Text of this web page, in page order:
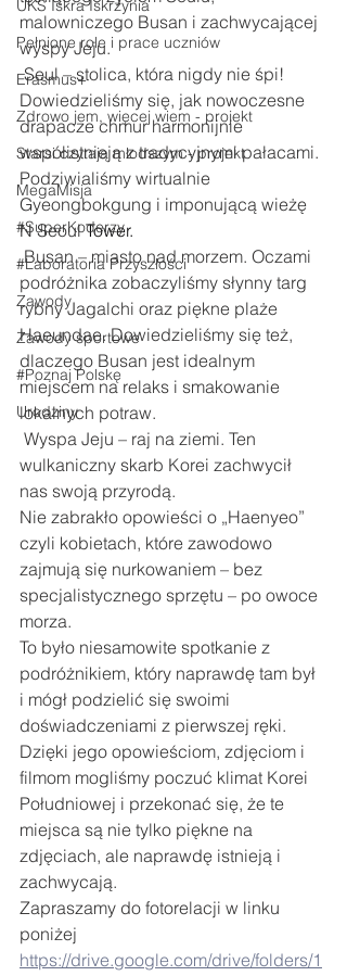
UKS Iskra Iskrzynia
Pełnione role i prace uczniów
Erasmus+
Zdrowo jem, więcej wiem - projekt
Starsi czytają młodszym - projekt
MegaMisja
#SuperKoderzy
#Laboratoria Przyszłości
Zawody
Zawody sportowe
#Poznaj Polskę
Urodziny
malowniczego Busan i zachwycającej
wyspy Jeju.
Seul – stolica, która nigdy nie śpi!
Dowiedzieliśmy się, jak nowoczesne
drapacze chmur harmonijnie
współistnieją z tradycyjnymi pałacami.
Podziwialiśmy wirtualnie
Gyeongbokgung i imponującą wieżę
N Seoul Tower.
Busan – miasto nad morzem. Oczami
podróżnika zobaczyliśmy słynny targ
rybny Jagalchi oraz piękne plaże
Haeundae. Dowiedzieliśmy się też,
dlaczego Busan jest idealnym
miejscem na relaks i smakowanie
lokalnych potraw.
Wyspa Jeju – raj na ziemi. Ten
wulkaniczny skarb Korei zachwycił
nas swoją przyrodą.
Nie zabrakło opowieści o „Haenyeo”
czyli kobietach, które zawodowo
zajmują się nurkowaniem – bez
specjalistycznego sprzętu – po owoce
morza.
To było niesamowite spotkanie z
podróżnikiem, który naprawdę tam był
i mógł podzielić się swoimi
doświadczeniami z pierwszej ręki.
Dzięki jego opowieściom, zdjęciom i
filmom mogliśmy poczuć klimat Korei
Południowej i przekonać się, że te
miejsca są nie tylko piękne na
zdjęciach, ale naprawdę istnieją i
zachwycają.
Zapraszamy do fotorelacji w linku
poniżej
https://drive.google.com/drive/folders/1